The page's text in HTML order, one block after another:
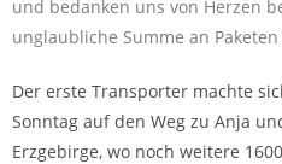
und bedanken uns von Herzen
unglaubliche Summe an
Der erste Transporter machte
Sonntag auf den Weg zu Anja
Erzgebirge, wo noch weitere